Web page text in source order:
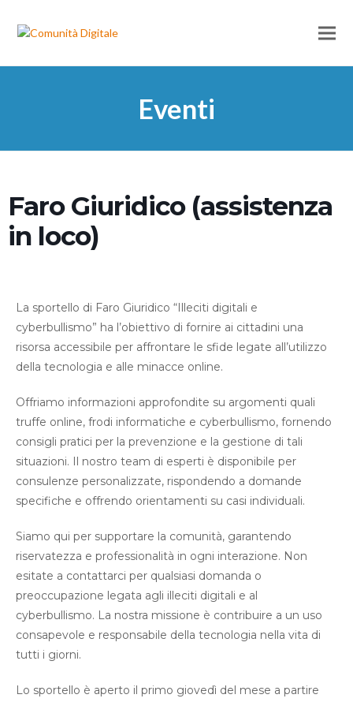
Eventi
Faro Giuridico (assistenza
in loco)
La sportello di Faro Giuridico “Illeciti digitali e
cyberbullismo” ha l’obiettivo di fornire ai cittadini una
risorsa accessibile per affrontare le sfide legate all’utilizzo
della tecnologia e alle minacce online.
Offriamo informazioni approfondite su argomenti quali
truffe online, frodi informatiche e cyberbullismo, fornendo
consigli pratici per la prevenzione e la gestione di tali
situazioni. Il nostro team di esperti è disponibile per
consulenze personalizzate, rispondendo a domande
specifiche e offrendo orientamenti su casi individuali.
Siamo qui per supportare la comunità, garantendo
riservatezza e professionalità in ogni interazione. Non
esitate a contattarci per qualsiasi domanda o
preoccupazione legata agli illeciti digitali e al
cyberbullismo. La nostra missione è contribuire a un uso
consapevole e responsabile della tecnologia nella vita di
tutti i giorni.
Lo sportello è aperto il primo giovedì del mese a partire